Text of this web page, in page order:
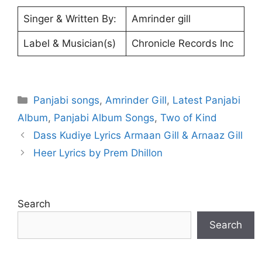
Singer & Written By: Amrinder gill
Label & Musician(s) Chronicle Records Inc
Categories
Panjabi songs, Amrinder Gill, Latest Panjabi
Album, Panjabi Album Songs, Two of Kind
Dass Kudiye Lyrics Armaan Gill & Arnaaz Gill
Heer Lyrics by Prem Dhillon
Search
Search